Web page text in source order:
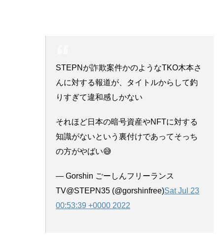
STEPNが詐欺案件かのようなTKO木本さ
んに対する報道が、タイトルからして釣
りすぎて違和感しかない
それほど日本の暗号資産やNFTに対する
知識がないという裏付けであってそっち
の方がやばい😅
— Gorshin ごーしんフリーランス
TV@STEPN35 (@gorshinfree)Sat Jul 23
00:53:39 +0000 2022